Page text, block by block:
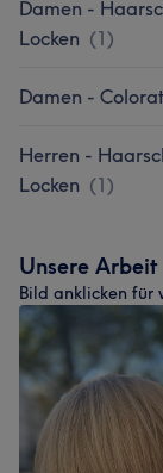
Damen -
Locken (1)
Damen -
Herren -
Locken (1)
Unsere Arbeit
Bild anklicken für